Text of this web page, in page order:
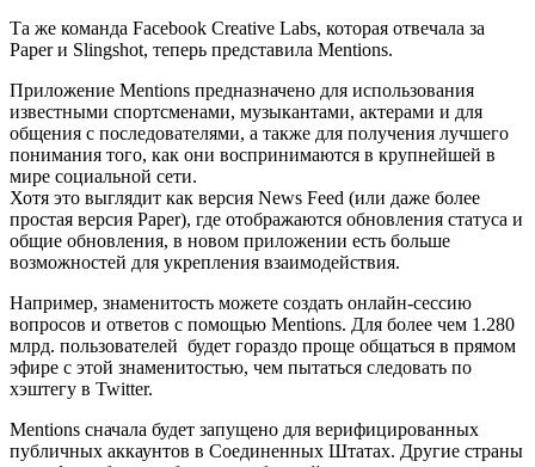
Та же команда Facebook Creative Labs, которая отвечала за
Paper и Slingshot, теперь представила Mentions.
Приложение Mentions предназначено для использования
известными спортсменами, музыкантами, актерами и для
общения с последователями, а также для получения лучшего
понимания того, как они воспринимаются в крупнейшей в
мире социальной сети.
Хотя это выглядит как версия News Feed (или даже более
простая версия Paper), где отображаются обновления статуса и
общие обновления, в новом приложении есть больше
возможностей для укрепления взаимодействия.
Например, знаменитость можете создать онлайн-сессию
вопросов и ответов с помощью Mentions. Для более чем 1.280
млрд. пользователей будет гораздо проще общаться в прямом
эфире с этой знаменитостью, чем пытаться следовать по
хэштегу в Twitter.
Mentions сначала будет запущено для верифицированных
публичных аккаунтов в Соединенных Штатах. Другие страны